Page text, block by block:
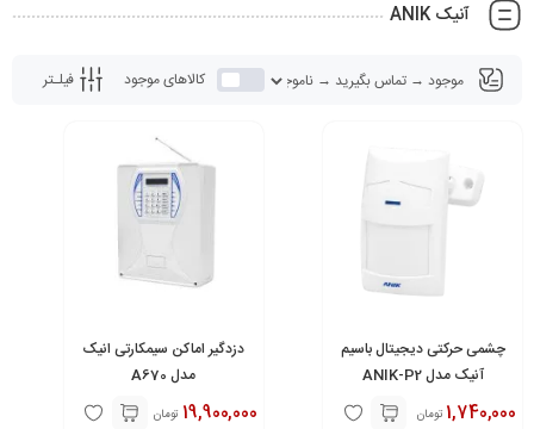
آنیک ANIK
فیلـتر کالاهای موجود
چشمی حرکتی دیجیتال باسیم
آنیک مدل ANIK-P2
1,740,000 تومان
دزدگیر اماکن سیمکارتی انیک
مدل A670
19,900,000 تومان